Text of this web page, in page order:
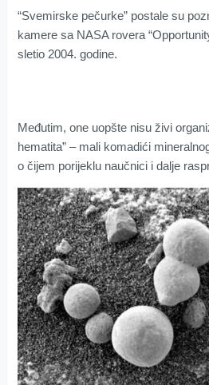
“Svemirske pečurke” postale su
kamere sa NASA rovera
sletio 2004. godine.
Međutim, one uopšte nisu živi
hematita” – mali komadići
o čijem porijeklu naučnici i dalje